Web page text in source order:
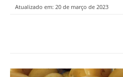
Atualizado em: 20 de março de 2023